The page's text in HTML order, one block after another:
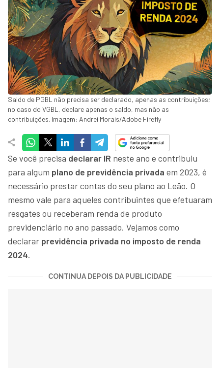
Saldo de PGBL não precisa ser declarado, apenas as contribuições;
no caso do VGBL, declare apenas o saldo, mas não as
contribuições. Imagem: Andrei Morais/Adobe Firefly
Se você precisa declarar IR neste ano e contribuiu
para algum plano de previdência privada em 2023, é
necessário prestar contas do seu plano ao Leão. O
mesmo vale para aqueles contribuintes que efetuaram
resgates ou receberam renda de produto
previdenciário no ano passado. Vejamos como
declarar previdência privada no imposto de renda
2024.
CONTINUA DEPOIS DA PUBLICIDADE